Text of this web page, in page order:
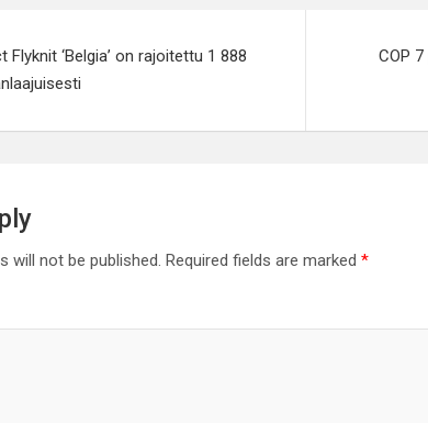
Flyknit ‘Belgia’ on rajoitettu 1 888
COP
will not be published. Required fields are marked *